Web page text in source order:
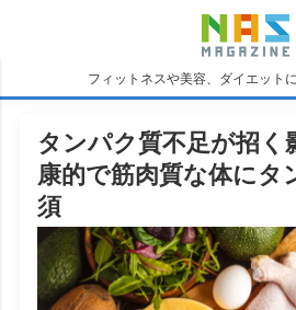
フィットネスや美容、ダイエット
タンパク質不足が招く
康的で筋肉質な体にタ
須